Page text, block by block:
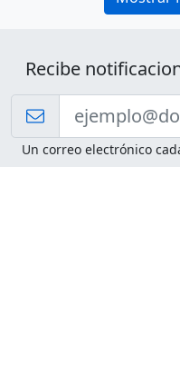
Recibe
Un correo electrónico